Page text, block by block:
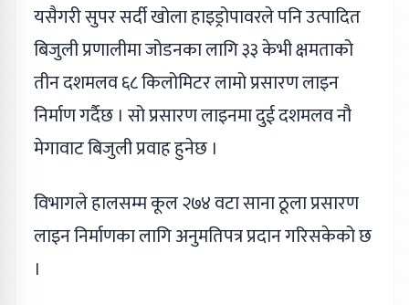
यसैगरी सुपर सर्दी खोला हाइड्रोपावरले पनि उत्पादित
बिजुली प्रणालीमा जोडनका लागि ३३ केभी क्षमताको
तीन दशमलव ६८ किलोमिटर लामो प्रसारण लाइन
निर्माण गर्दैछ । सो प्रसारण लाइनमा दुई दशमलव नौ
मेगावाट बिजुली प्रवाह हुनेछ ।
विभागले हालसम्म कूल २७४ वटा साना ठूला प्रसारण
लाइन निर्माणका लागि अनुमतिपत्र प्रदान गरिसकेको छ
।